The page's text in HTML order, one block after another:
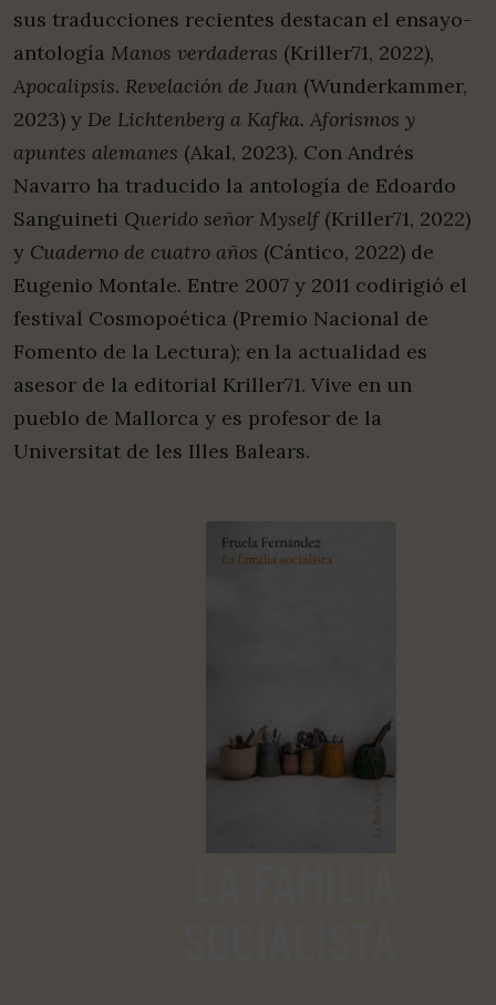
sus traducciones recientes destacan el ensayo-
antología Manos verdaderas (Kriller71, 2022),
Apocalipsis. Revelación de Juan (Wunderkammer,
2023) y De Lichtenberg a Kafka. Aforismos y
apuntes alemanes (Akal, 2023). Con Andrés
Navarro ha traducido la antología de Edoardo
Sanguineti Querido señor Myself(Kriller71, 2022)
y Cuaderno de cuatro años (Cántico, 2022) de
Eugenio Montale. Entre 2007 y 2011 codirigió el
festival Cosmopoética (Premio Nacional de
Fomento de la Lectura); en la actualidad es
asesor de la editorial Kriller71. Vive en un
pueblo de Mallorca y es profesor de la
Universitat de les Illes Balears.